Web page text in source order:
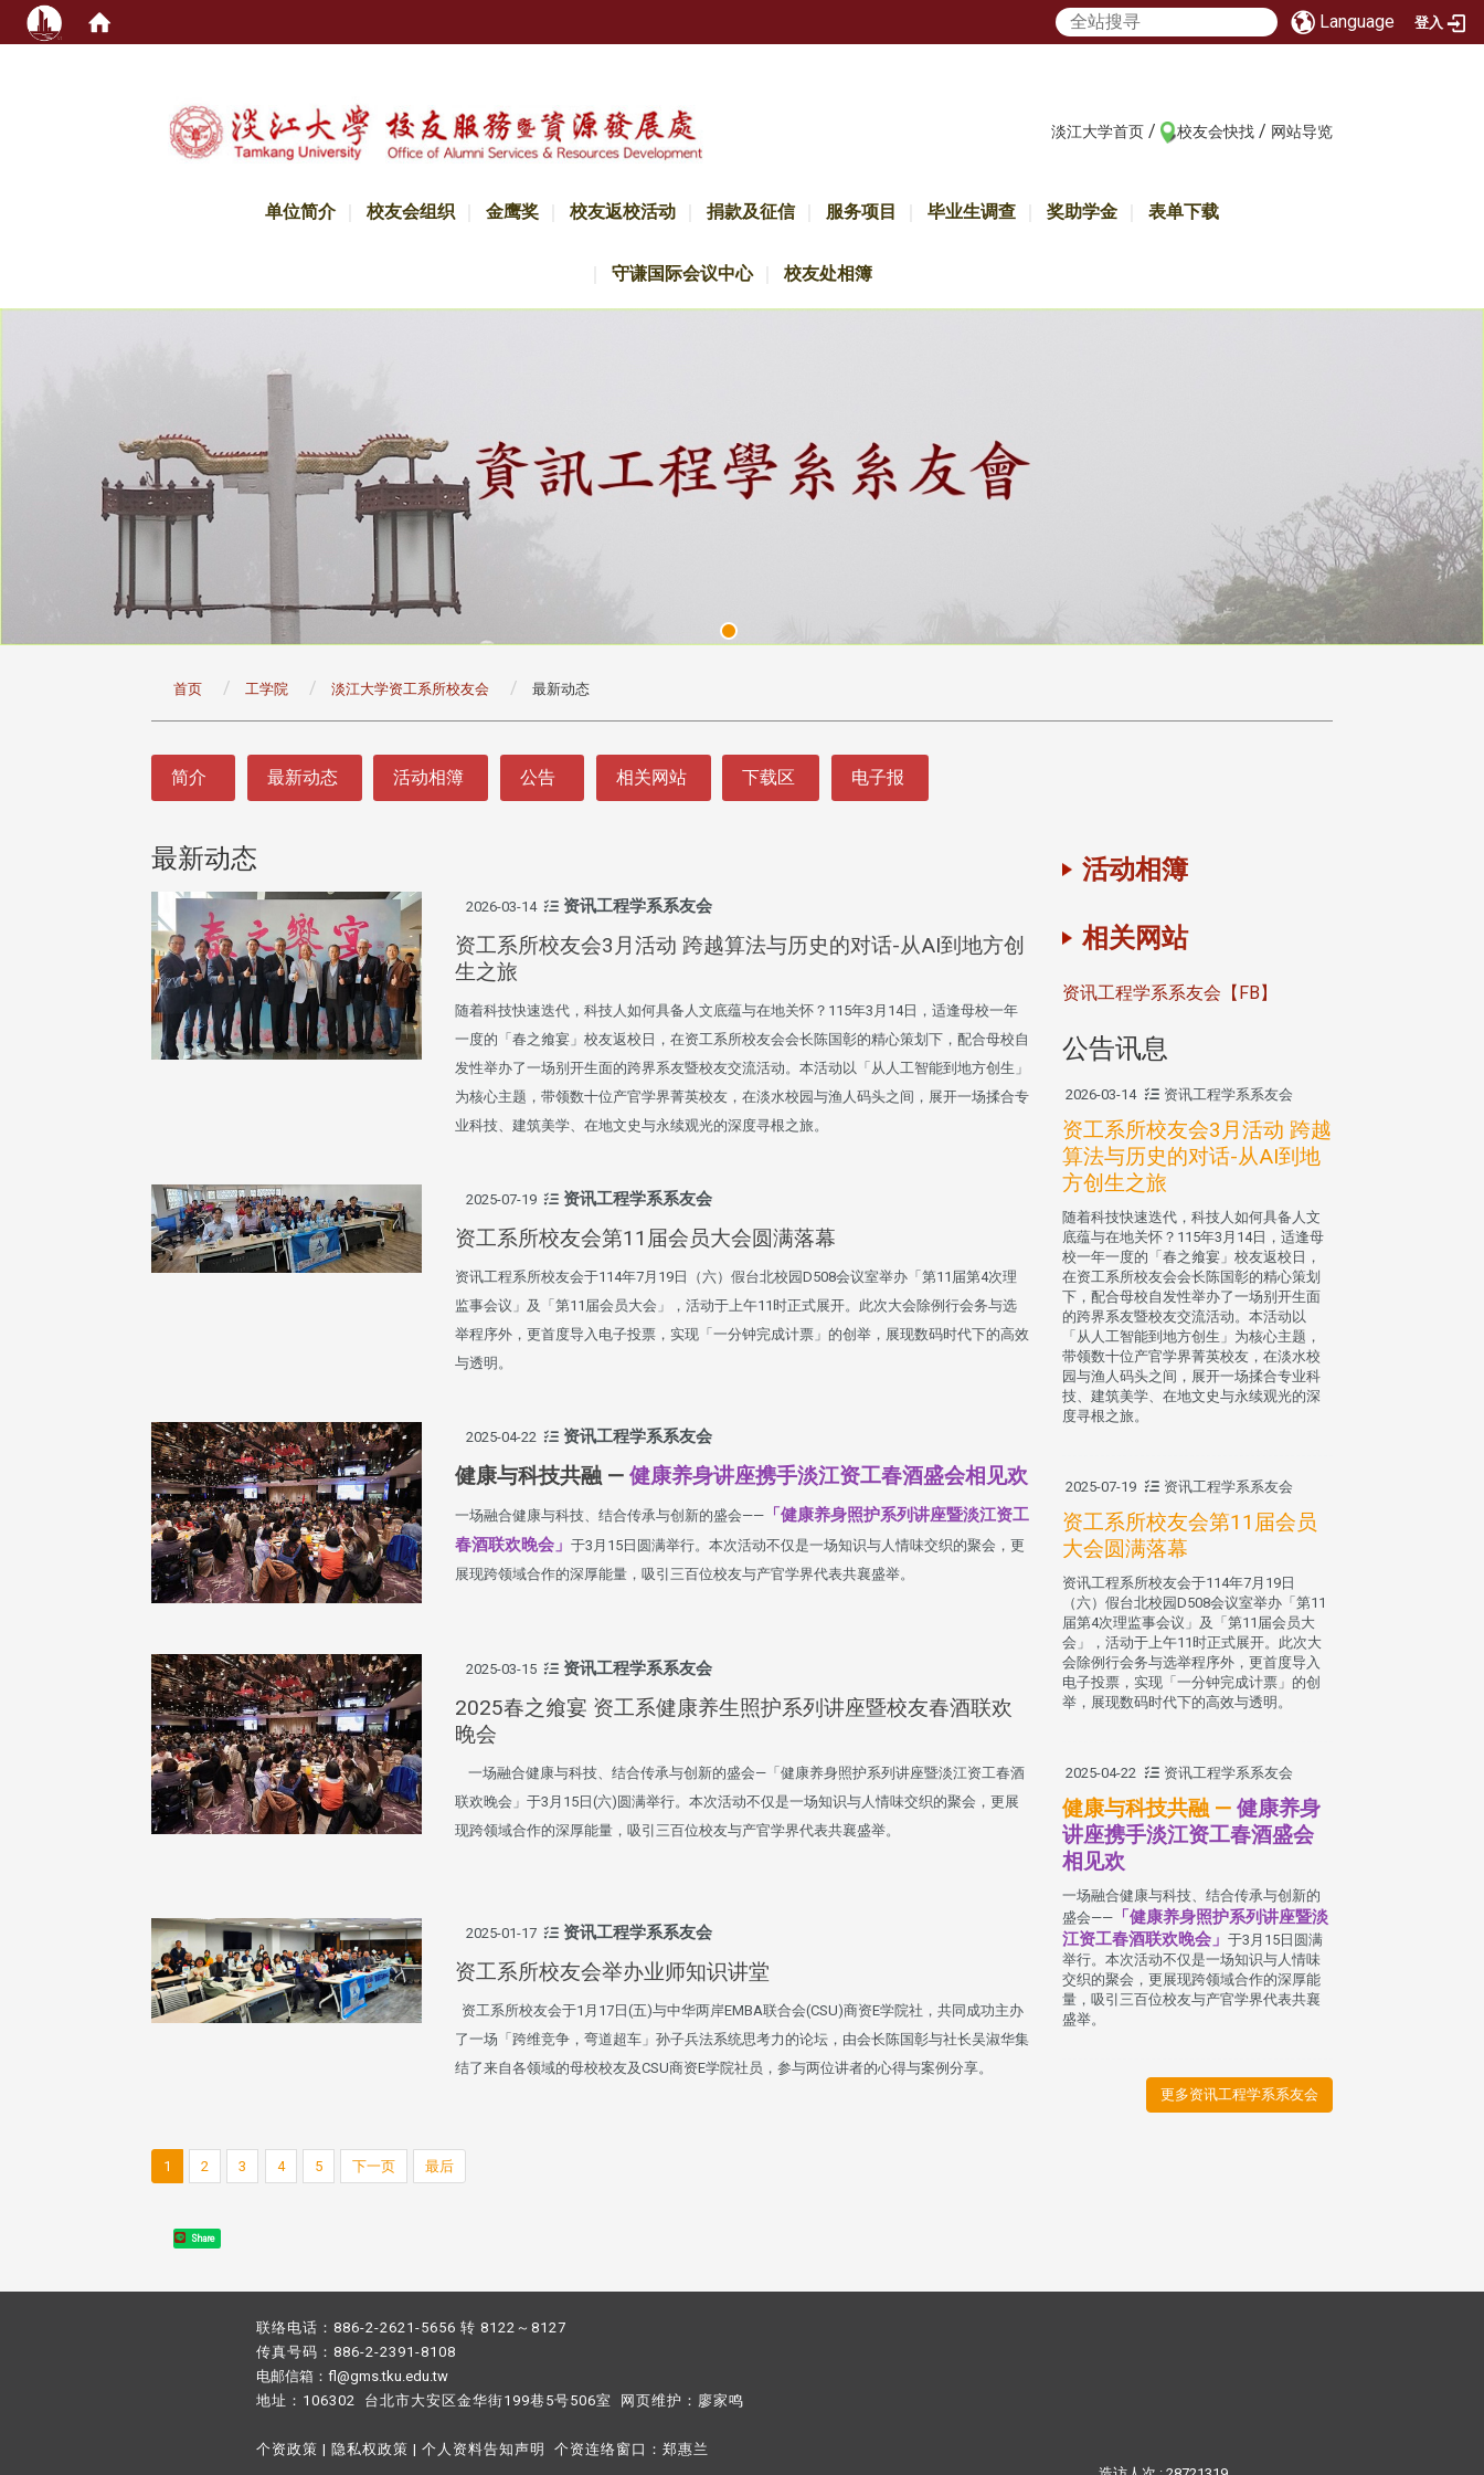
Language 登入
淡江大学首页 / 校友会快找 / 网站导览
单位简介 校友会组织 金鹰奖 校友返校活动 捐款及征信 服务项目 毕业生调查 奖助学金 表单下载
守谦国际会议中心 校友处相簿
首页 工学院 淡江大学资工系所校友会 最新动态
简介 最新动态 活动相簿 公告 相关网站 下载区 电子报
最新动态
2026-03-14 资讯工程学系系友会
资工系所校友会3月活动 跨越算法与历史的对话-从AI到地方创
生之旅
随着科技快速迭代，科技人如何具备人文底蕴与在地关怀？115年3月14日，适逢母校一年
一度的「春之飨宴」校友返校日，在资工系所校友会会长陈国彰的精心策划下，配合母校自
发性举办了一场别开生面的跨界系友暨校友交流活动。本活动以「从人工智能到地方创生」
为核心主题，带领数十位产官学界菁英校友，在淡水校园与渔人码头之间，展开一场揉合专
业科技、建筑美学、在地文史与永续观光的深度寻根之旅。
2025-07-19 资讯工程学系系友会
资工系所校友会第11届会员大会圆满落幕
资讯工程系所校友会于114年7月19日（六）假台北校园D508会议室举办「第11届第4次理
监事会议」及「第11届会员大会」，活动于上午11时正式展开。此次大会除例行会务与选
举程序外，更首度导入电子投票，实现「一分钟完成计票」的创举，展现数码时代下的高效
与透明。
2025-04-22 资讯工程学系系友会
健康与科技共融 — 健康养身讲座携手淡江资工春酒盛会相见欢
一场融合健康与科技、结合传承与创新的盛会——「健康养身照护系列讲座暨淡江资工
春酒联欢晚会」 于3月15日圆满举行。本次活动不仅是一场知识与人情味交织的聚会，更
展现跨领域合作的深厚能量，吸引三百位校友与产官学界代表共襄盛举。
2025-03-15 资讯工程学系系友会
2025春之飨宴 资工系健康养生照护系列讲座暨校友春酒联欢
晚会
一场融合健康与科技、结合传承与创新的盛会—「健康养身照护系列讲座暨淡江资工春酒
联欢晚会」于3月15日(六)圆满举行。本次活动不仅是一场知识与人情味交织的聚会，更展
现跨领域合作的深厚能量，吸引三百位校友与产官学界代表共襄盛举。
2025-01-17 资讯工程学系系友会
资工系所校友会举办业师知识讲堂
资工系所校友会于1月17日(五)与中华两岸EMBA联合会(CSU)商资E学院社，共同成功主办
了一场「跨维竞争，弯道超车」孙子兵法系统思考力的论坛，由会长陈国彰与社长吴淑华集
结了来自各领域的母校校友及CSU商资E学院社员，参与两位讲者的心得与案例分享。
1 2 3 4 5 下一页 最后
Share
活动相簿
相关网站
资讯工程学系系友会【FB】
公告讯息
2026-03-14 资讯工程学系系友会
资工系所校友会3月活动 跨越
算法与历史的对话-从AI到地
方创生之旅
随着科技快速迭代，科技人如何具备人文
底蕴与在地关怀？115年3月14日，适逢母
校一年一度的「春之飨宴」校友返校日，
在资工系所校友会会长陈国彰的精心策划
下，配合母校自发性举办了一场别开生面
的跨界系友暨校友交流活动。本活动以
「从人工智能到地方创生」为核心主题，
带领数十位产官学界菁英校友，在淡水校
园与渔人码头之间，展开一场揉合专业科
技、建筑美学、在地文史与永续观光的深
度寻根之旅。
2025-07-19 资讯工程学系系友会
资工系所校友会第11届会员
大会圆满落幕
资讯工程系所校友会于114年7月19日
（六）假台北校园D508会议室举办「第11
届第4次理监事会议」及「第11届会员大
会」，活动于上午11时正式展开。此次大
会除例行会务与选举程序外，更首度导入
电子投票，实现「一分钟完成计票」的创
举，展现数码时代下的高效与透明。
2025-04-22 资讯工程学系系友会
健康与科技共融 — 健康养身
讲座携手淡江资工春酒盛会
相见欢
一场融合健康与科技、结合传承与创新的
盛会—— 「健康养身照护系列讲座暨淡
江资工春酒联欢晚会」 于3月15日圆满
举行。本次活动不仅是一场知识与人情味
交织的聚会，更展现跨领域合作的深厚能
量，吸引三百位校友与产官学界代表共襄
盛举。
更多资讯工程学系系友会
联络电话：886-2-2621-5656 转 8122～8127
传真号码：886-2-2391-8108
电邮信箱：fl@gms.tku.edu.tw
地址：106302 台北市大安区金华街199巷5号506室 网页维护： 廖家鸣​
个资政策 | 隐私权政策 | 个人资料告知声明 个资连络窗口： 郑惠兰